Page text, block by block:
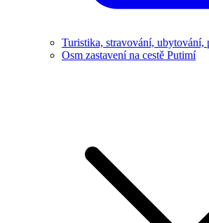
Turistika, stravování, ubytování,
Osm zastavení na cestě Putimí